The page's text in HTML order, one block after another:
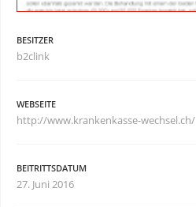
BESITZER
b2clink
WEBSEITE
http://www.krankenkasse-wechsel.ch/
BEITRITTSDATUM
27. Juni 2016